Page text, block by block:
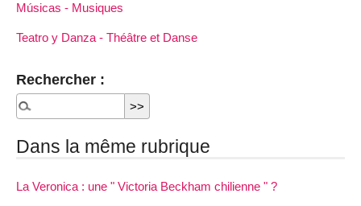
Músicas - Musiques
Teatro y Danza - Théâtre et Danse
Rechercher :
Dans la même rubrique
La Veronica : une " Victoria Beckham chilienne " ?